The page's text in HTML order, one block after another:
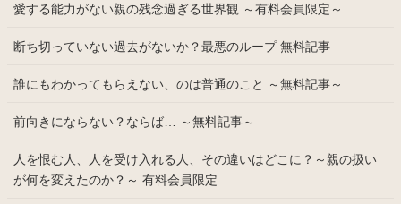
愛する能力がない親の残念過ぎる世界観 ～有料会員限定～
断ち切っていない過去がないか？最悪のループ 無料記事
誰にもわかってもらえない、のは普通のこと ～無料記事～
前向きにならない？ならば… ～無料記事～
人を恨む人、人を受け入れる人、その違いはどこに？～親の扱い
が何を変えたのか？～ 有料会員限定